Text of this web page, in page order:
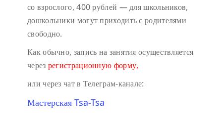
со взрослого, 400 рублей — для школьников,
дошкольники могут приходить с родителями
свободно.
Как обычно, запись на занятия осуществляется
через регистрационную форму,
или через чат в Телеграм-канале:
Мастерская Tsa-Tsa